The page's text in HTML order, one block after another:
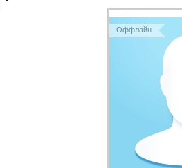
Оффлайн